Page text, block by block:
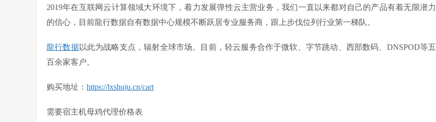
2019年在互联网云计算领域大环境下，着力发展弹性云主营业务，我们一直以来都对自己的产品有着无限潜力
的信心，目前龍行数据自有数据中心规模不断跃居专业服务商，跟上步伐位列行业第一梯队。
龍行数据以此为战略支点，辐射全球市场。目前，轻云服务合作于微软、字节跳动、西部数码、DNSPOD等五
百余家客户。
购买地址： https://lxshuju.cn/cart
需要宿主机母鸡代理价格表